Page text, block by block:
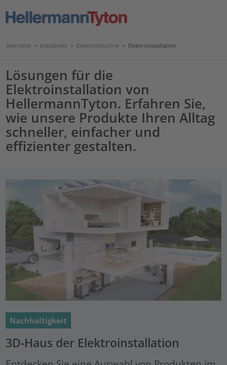
Startseite > Industrien > Elektroindustrie > Elektroinstallation
Lösungen für die
Elektroinstallation von
HellermannTyton. Erfahren Sie,
wie unsere Produkte Ihren Alltag
schneller, einfacher und
effizienter gestalten.
Nachhaltigkeit
3D-Haus der Elektroinstallation